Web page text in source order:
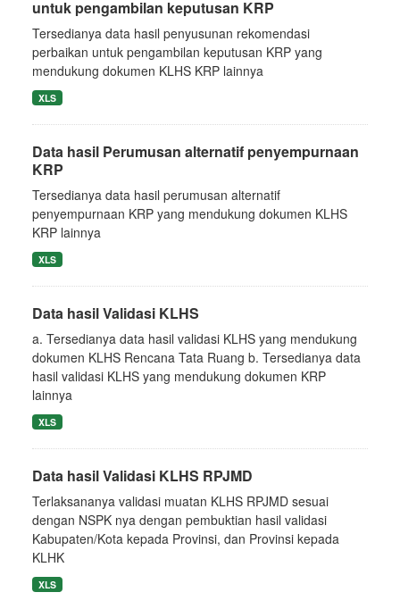
untuk pengambilan keputusan KRP
Tersedianya data hasil penyusunan rekomendasi
perbaikan untuk pengambilan keputusan KRP yang
mendukung dokumen KLHS KRP lainnya
XLS
Data hasil Perumusan alternatif penyempurnaan
KRP
Tersedianya data hasil perumusan alternatif
penyempurnaan KRP yang mendukung dokumen KLHS
KRP lainnya
XLS
Data hasil Validasi KLHS
a. Tersedianya data hasil validasi KLHS yang mendukung
dokumen KLHS Rencana Tata Ruang b. Tersedianya data
hasil validasi KLHS yang mendukung dokumen KRP
lainnya
XLS
Data hasil Validasi KLHS RPJMD
Terlaksananya validasi muatan KLHS RPJMD sesuai
dengan NSPK nya dengan pembuktian hasil validasi
Kabupaten/Kota kepada Provinsi, dan Provinsi kepada
KLHK
XLS